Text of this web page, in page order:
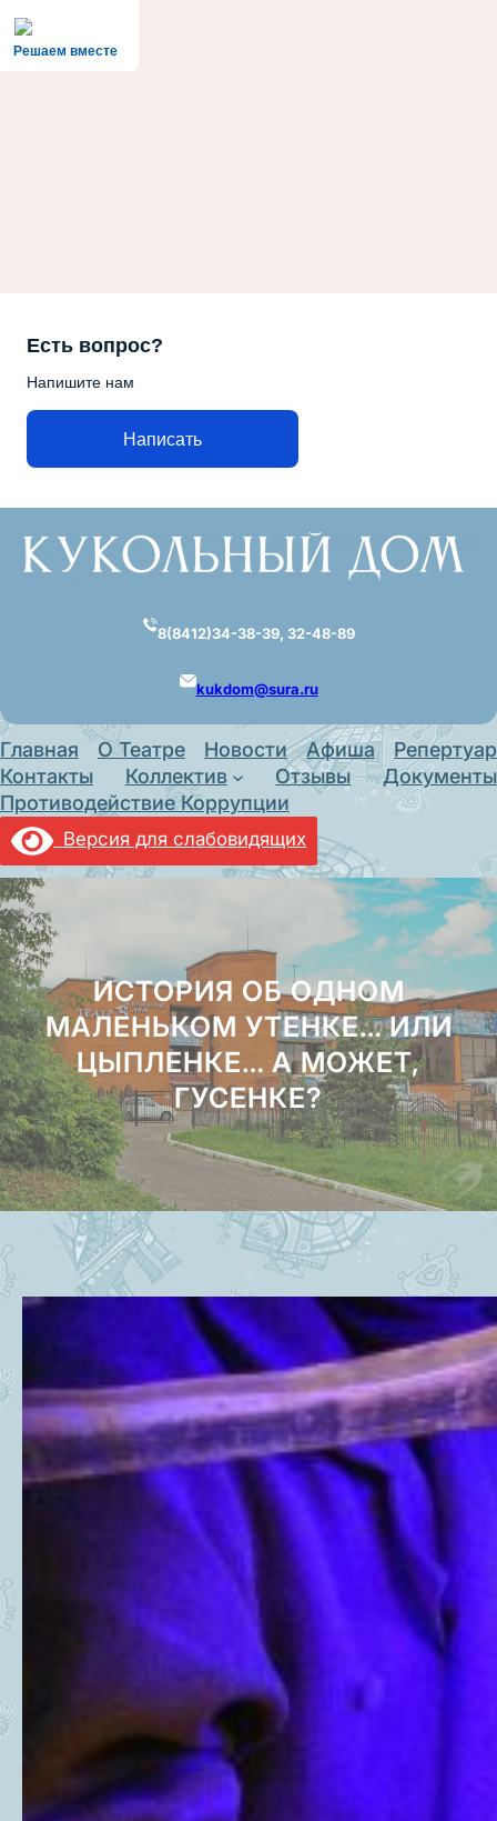
Решаем вместе
Есть вопрос?
Напишите нам
Написать
содержимому
8(8412)34-38-39, 32-48-89
kukdom@sura.ru
Главная О Театре Новости Афиша
Репертуар
Контакты
Коллектив Отзывы
Документы
Противодействие Коррупции
Версия для слабовидящих
ИСТОРИЯ ОБ ОДНОМ
МАЛЕНЬКОМ УТЕНКЕ… ИЛИ
ЦЫПЛЕНКЕ… А МОЖЕТ,
ГУСЕНКЕ?